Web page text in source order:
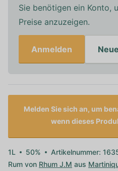
Sie benötigen ein Konto,
Preise anzuzeigen.
Anmelden
Melden Sie sich an, um
wenn dieses
1L 50%
Artikelnummer:
Rum von Rhum J.M aus